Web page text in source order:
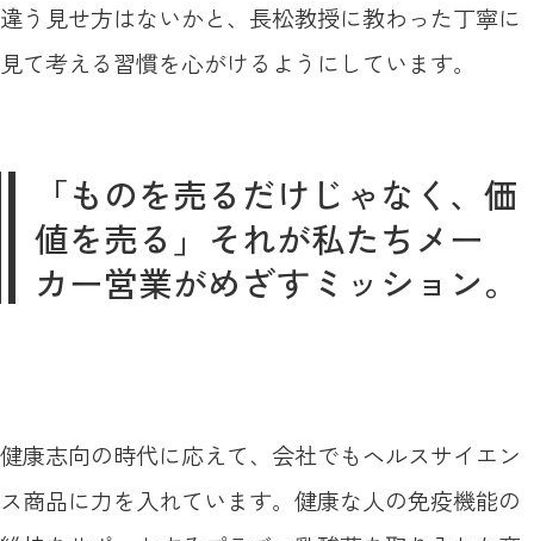
違う見せ方はないかと、長松教授に教わった丁寧に
見て考える習慣を心がけるようにしています。
「ものを売るだけじゃなく、価
値を売る」それが私たちメー
カー営業がめざすミッション。
健康志向の時代に応えて、会社でもヘルスサイエン
ス商品に力を入れています。健康な人の免疫機能の